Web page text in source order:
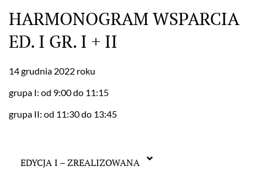
HARMONOGRAM WSPARCIA
ED. I GR. I + II
14 grudnia 2022 roku
grupa I: od 9:00 do 11:15
grupa II: od 11:30 do 13:45
EDYCJA I – ZREALIZOWANA